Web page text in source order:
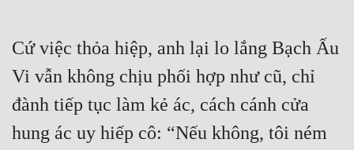
Cứ việc thỏa hiệp, anh lại lo lắng Bạch Ấu
Vi vẫn không chịu phối hợp như cũ, chỉ
đành tiếp tục làm kẻ ác, cách cánh cửa
hung ác uy hiếp cô: “Nếu không, tôi ném